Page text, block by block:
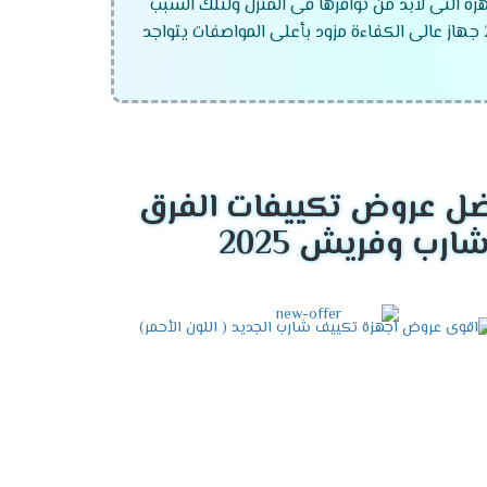
لابد من توافرها فى المنزل ولتلك السبب
يهتم العميل بشكل جيد عند اختيار جهاز تكييف مناسب ومهما تم وجود أجهزة كثيرة لا تجد أفضل من تكييف شارب 2024 جهاز عالى الكفاءة مزود بأعلى المواصفات يتواجد
عروض تكييفات الفرق